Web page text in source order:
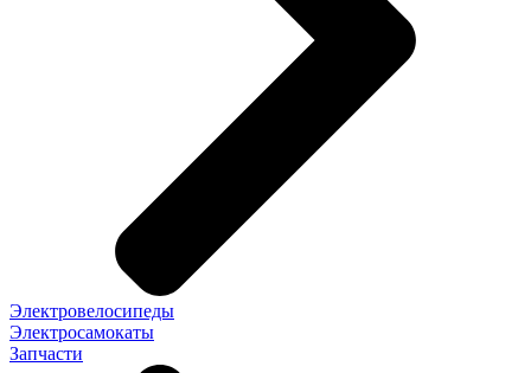
Электровелосипеды
Электросамокаты
Запчасти